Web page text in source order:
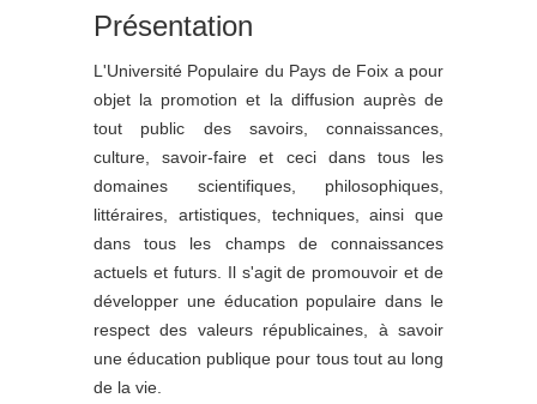
Présentation
L'Université Populaire du Pays de Foix a pour
objet la promotion et la diffusion auprès de
tout public des savoirs, connaissances,
culture, savoir-faire et ceci dans tous les
domaines scientifiques, philosophiques,
littéraires, artistiques, techniques, ainsi que
dans tous les champs de connaissances
actuels et futurs. Il s'agit de promouvoir et de
développer une éducation populaire dans le
respect des valeurs républicaines, à savoir
une éducation publique pour tous tout au long
de la vie.